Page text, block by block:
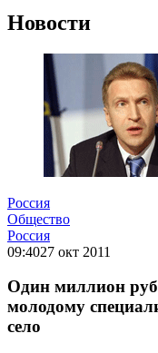
Новости
Россия
Общество
Россия
09:4027 окт 2011
Один миллион
молодому
село